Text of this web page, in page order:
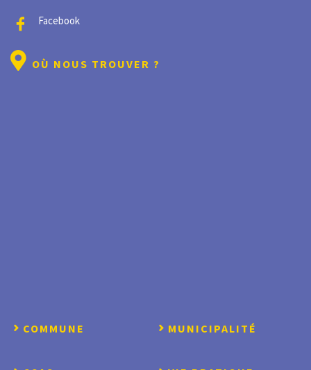
Facebook
OÙ NOUS TROUVER ?
COMMUNE MUNICIPALITÉ